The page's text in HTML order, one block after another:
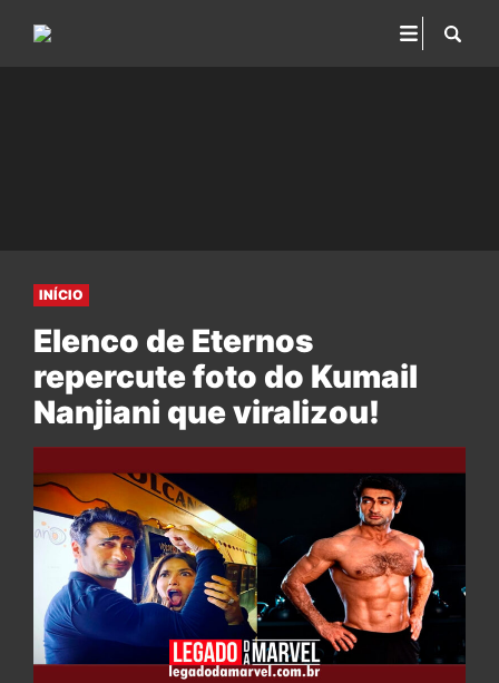
INÍCIO
Elenco de Eternos
repercute foto do Kumail
Nanjiani que viralizou!